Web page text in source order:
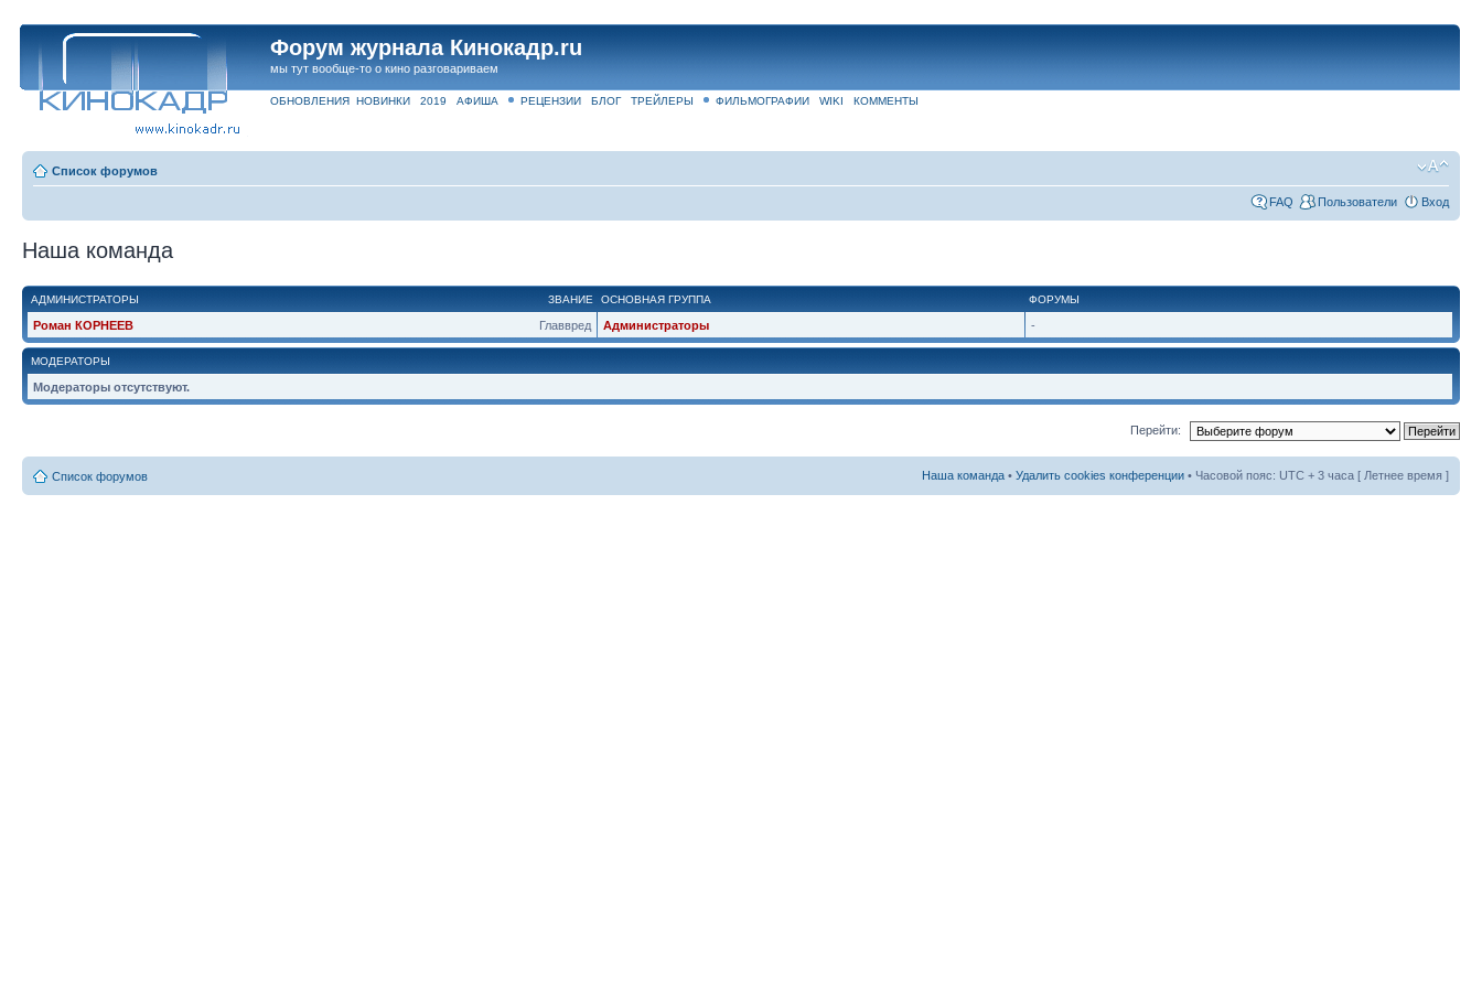
Форум журнала Кинокадр.ru
мы тут вообще-то о кино разговариваем
ОБНОВЛЕНИЯ НОВИНКИ 2019 АФИША РЕЦЕНЗИИ БЛОГ ТРЕЙЛЕРЫ ФИЛЬМОГРАФИИ WIKI КОММЕНТЫ
Список форумов
FAQ Пользователи Вход
Наша команда
ЗВАНИЕ
АДМИНИСТРАТОРЫ ОСНОВНАЯ ГРУППА ФОРУМЫ
Главвред
Роман КОРНЕЕВ Администраторы -
МОДЕРАТОРЫ
Модераторы отсутствуют.
Перейти:
Список форумов Наша команда • Удалить cookies конференции • Часовой пояс: UTC + 3 часа [ Летнее время ]